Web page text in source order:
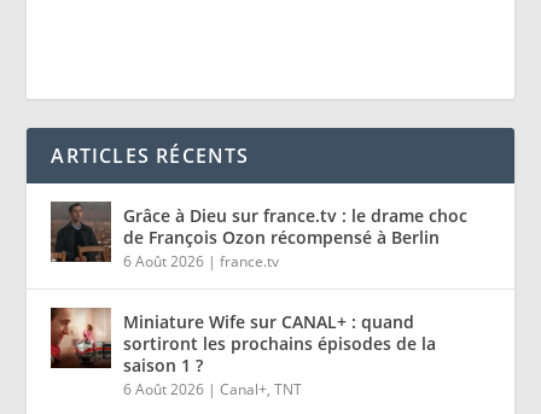
ARTICLES RÉCENTS
Grâce à Dieu sur france.tv : le drame choc
de François Ozon récompensé à Berlin
6 Août 2026 |france.tv
Miniature Wife sur CANAL+ : quand
sortiront les prochains épisodes de la
saison 1 ?
6 Août 2026 |Canal+,TNT